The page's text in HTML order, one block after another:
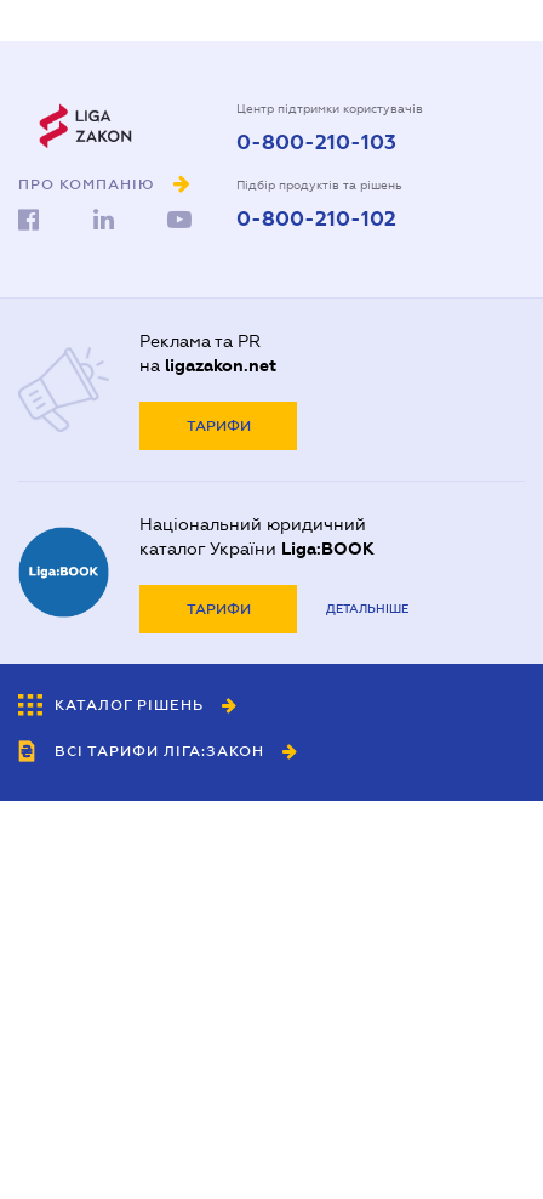
ПРО КОМПАНІЮ
Центр підтримки користувачів
0-800-210-103
Підбір продуктів та рішень
0-800-210-102
Реклама та PR
на ligazakon.net
ТАРИФИ
Національний юридичний
каталог України Liga:BOOK
ТАРИФИ ДЕТАЛЬНІШЕ
КАТАЛОГ РІШЕНЬ
ВСІ ТАРИФИ ЛІГА:ЗАКОН